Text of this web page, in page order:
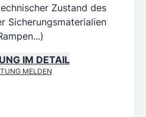
Zustand des
Sicherungsmaterialien
IM DETAIL
MELDEN